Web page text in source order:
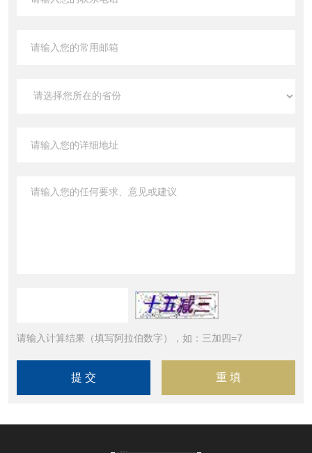
请输入计算结果（填写阿拉伯数字），如：三加四=7